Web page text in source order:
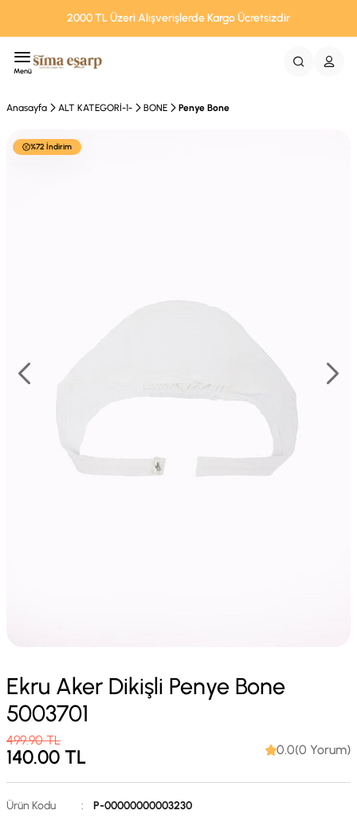
2000 TL Üzeri Alışverişlerde Kargo Ücretsizdir
Menü
Anasayfa ALT KATEGORİ-1- BONE Penye Bone
%72 İndirim
Ekru Aker Dikişli Penye Bone
5003701
499.90TL
140.00 TL 0.0(0 Yorum)
Ürün Kodu :
P-00000000003230